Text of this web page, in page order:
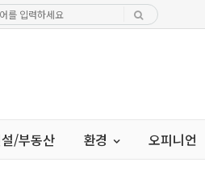
/부동산 환경 오피니언